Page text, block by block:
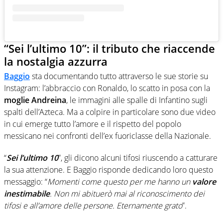
“Sei l’ultimo 10”: il tributo che riaccende
la nostalgia azzurra
Baggio sta documentando tutto attraverso le sue storie su
Instagram: l’abbraccio con Ronaldo, lo scatto in posa con la
moglie Andreina, le immagini alle spalle di Infantino sugli
spalti dell’Azteca. Ma a colpire in particolare sono due video
in cui emerge tutto l’amore e il rispetto del popolo
messicano nei confronti dell’ex fuoriclasse della Nazionale.
“Sei l’ultimo 10”, gli dicono alcuni tifosi riuscendo a catturare
la sua attenzione. E Baggio risponde dedicando loro questo
messaggio: “Momenti come questo per me hanno un valore
inestimabile. Non mi abituerò mai al riconoscimento dei
tifosi e all’amore delle persone. Eternamente grato”.